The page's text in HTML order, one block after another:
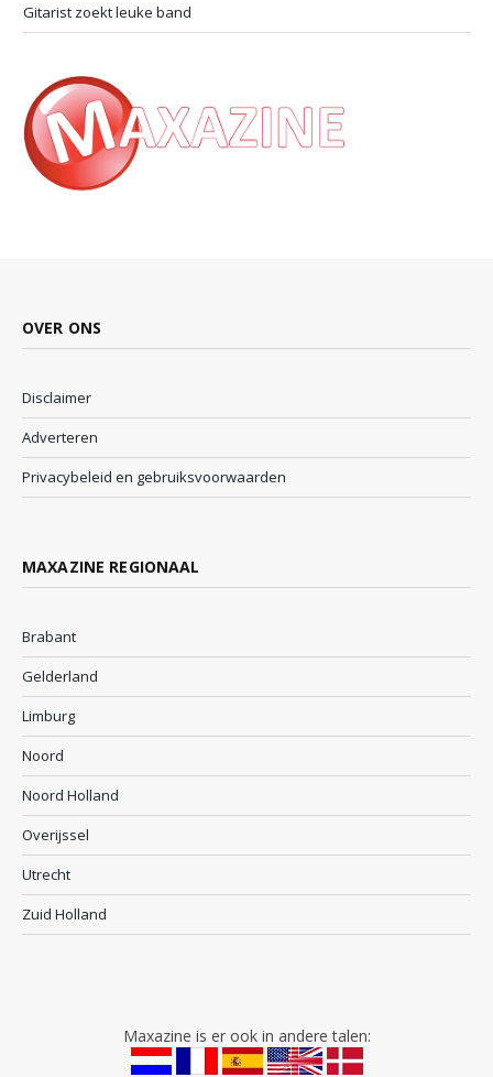
Gitarist zoekt leuke band
OVER ONS
Disclaimer
Adverteren
Privacybeleid en gebruiksvoorwaarden
MAXAZINE REGIONAAL
Brabant
Gelderland
Limburg
Noord
Noord Holland
Overijssel
Utrecht
Zuid Holland
Maxazine is er ook in andere talen: